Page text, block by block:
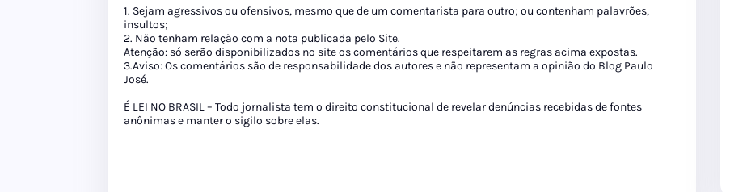
1. Sejam agressivos ou ofensivos, mesmo que de um comentarista para outro; ou contenham palavrões,
insultos;
2. Não tenham relação com a nota publicada pelo Site.
Atenção: só serão disponibilizados no site os comentários que respeitarem as regras acima expostas.
3.Aviso: Os comentários são de responsabilidade dos autores e não representam a opinião do Blog Paulo
José.
É LEI NO BRASIL – Todo jornalista tem o direito constitucional de revelar denúncias recebidas de fontes
anônimas e manter o sigilo sobre elas.